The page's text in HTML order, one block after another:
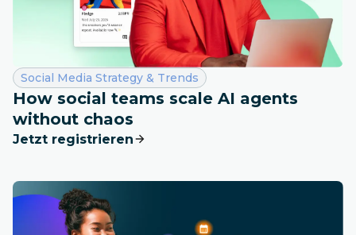
Kategorie:
Social Media Strategy & Trends
How social teams scale AI agents
without chaos
Jetzt registrieren